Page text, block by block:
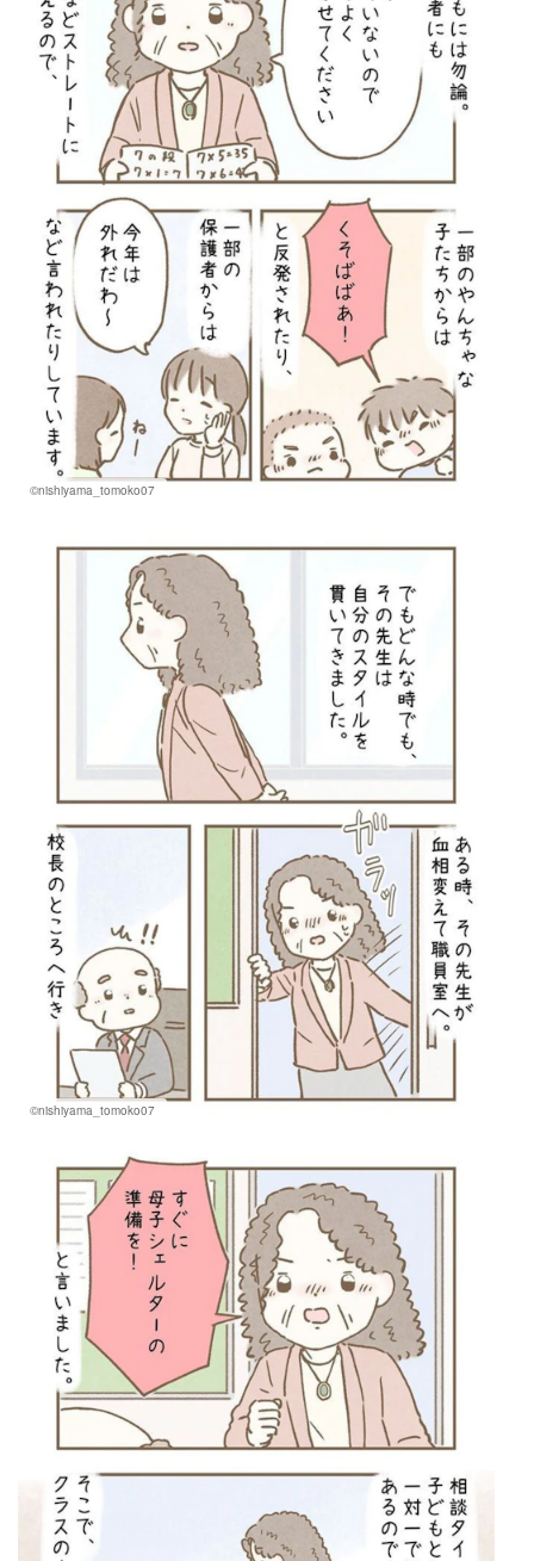
©nishiyama_tomoko07
©nishiyama_tomoko07